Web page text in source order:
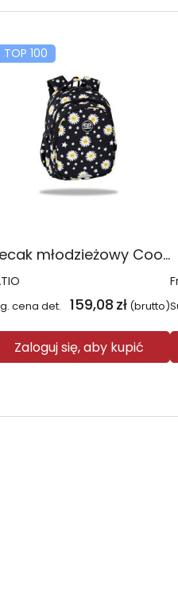
TOP 100
Plecak młodzieżowy Coolpack Jerry Daisy Black
cena det. 159,08 zł (brutto)
Zaloguj się, aby kupić